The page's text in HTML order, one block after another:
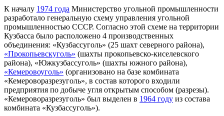
К началу 1974 года Министерство угольной промышленности
разработало генеральную схему управления угольной
промышленностью СССР. Согласно этой схеме на территории
Кузбасса было расположено 4 производственных
объединения: «Кузбассуголь» (25 шахт северного района),
«Прокопьевскуголь» (шахты прокопьевско-киселевского
района), «Южкузбассуголь» (шахты южного района),
«Кемеровоуголь» (организовано на базе комбината
«Кемероворазрезуголь», в состав которого входили
предприятия по добыче угля открытым способом (разрезы).
«Кемероворазрезуголь» был выделен в 1964 году из состава
комбината «Кузбассуголь»).